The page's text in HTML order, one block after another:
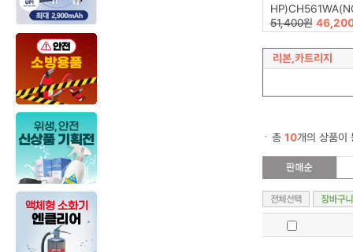
51,400원
리본,카트리지
총 10개의 상품이